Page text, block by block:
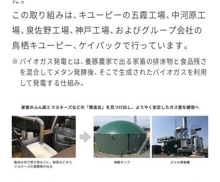
2023年
1月
サラダクラ
ブ 千切りキ
クスサラダ
ブロッコリ
彩りミック
スサラダ増
量企画（東
海・北陸エリ
最盛期の産
地廃棄（フー
への支援
この取り組みは、キユーピーの五霞工場、中河原工
場、泉佐野工場、神戸工場、およびグループ会社の
鳥栖キユーピー、ケイパックで行っています。
※ バイオガス発電とは、養豚農家で出る家畜の排泄物と食品残さ
を混合してメタン発酵後、そこで生成されたバイオガスを利用
して発電する仕組み。